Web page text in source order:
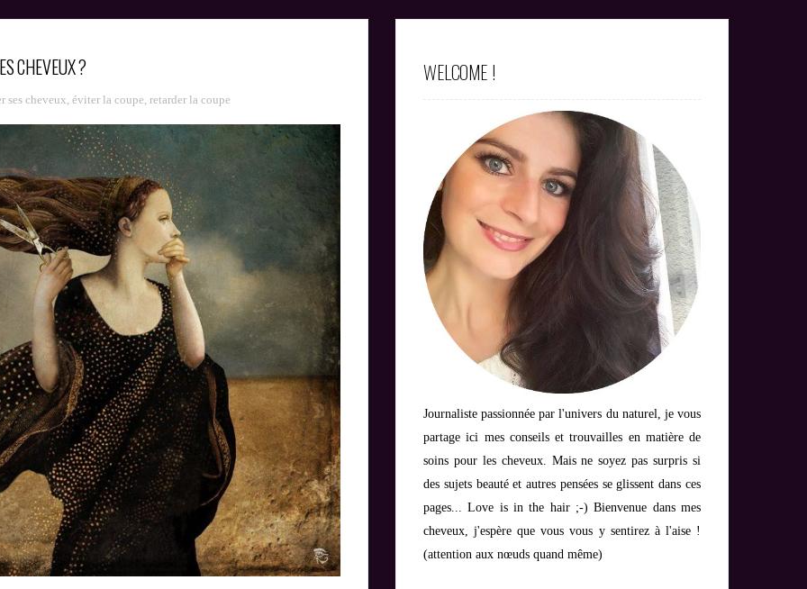
CHEVEUX ?
ses cheveux,éviter la coupe, retarder la coupe
WELCOME !
Journaliste passionnée par l'univers du naturel, je vous
partage ici mes conseils et trouvailles en matière de
soins pour les cheveux. Mais ne soyez pas surpris si
des sujets beauté et autres pensées se glissent dans ces
pages... Love is in the hair ;-) Bienvenue dans mes
cheveux, j'espère que vous vous y sentirez à l'aise !
(attention aux nœuds quand même)